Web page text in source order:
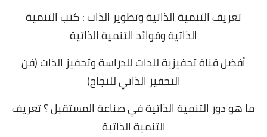
تعريف التنمية الذاتية وتطوير الذات : كتب التنمية
الذاتية وفوائد التنمية الذاتية
أفضل قناة تحفيزية للذات للدراسة وتحفيز الذات (فن
التحفيز الذاتي للنجاح)
ما هو دور التنمية الذاتية في صناعة المستقبل ؟ تعريف
التنمية الذاتية